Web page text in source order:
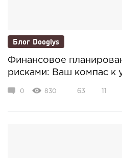
Блог Dooglys
Финансовое
рисками: Ваш компас к
0 830 63